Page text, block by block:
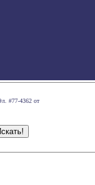
#77-4362 от